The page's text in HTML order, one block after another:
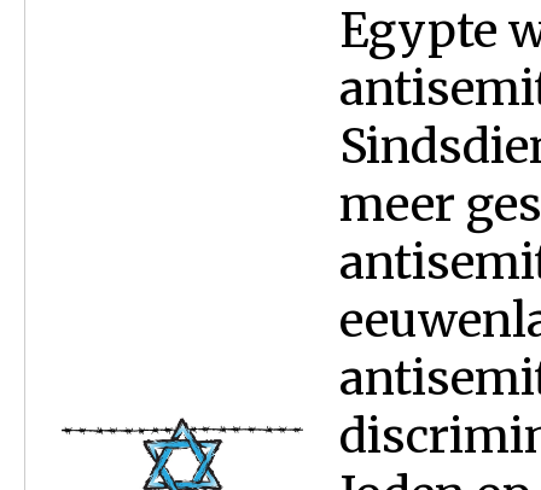
Egypte
meer